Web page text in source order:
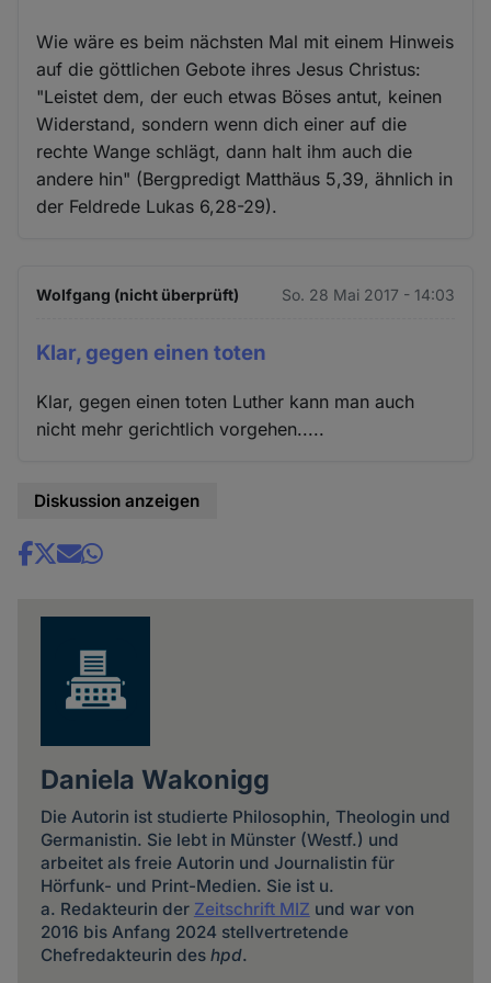
Wie wäre es beim nächsten Mal mit einem Hinweis
auf die göttlichen Gebote ihres Jesus Christus:
"Leistet dem, der euch etwas Böses antut, keinen
Widerstand, sondern wenn dich einer auf die
rechte Wange schlägt, dann halt ihm auch die
andere hin" (Bergpredigt Matthäus 5,39, ähnlich in
der Feldrede Lukas 6,28-29).
Wolfgang (nicht überprüft) So. 28 Mai 2017 - 14:03
Klar, gegen einen toten
Klar, gegen einen toten Luther kann man auch
nicht mehr gerichtlich vorgehen.....
Diskussion anzeigen
Share
Daniela Wakonigg
Die Autorin ist studierte Philosophin, Theologin und
Germanistin. Sie lebt in Münster (Westf.) und
arbeitet als freie Autorin und Journalistin für
Hörfunk- und Print-Medien. Sie ist u.
a. Redakteurin der Zeitschrift MIZ und war von
2016 bis Anfang 2024 stellvertretende
Chefredakteurin des hpd.